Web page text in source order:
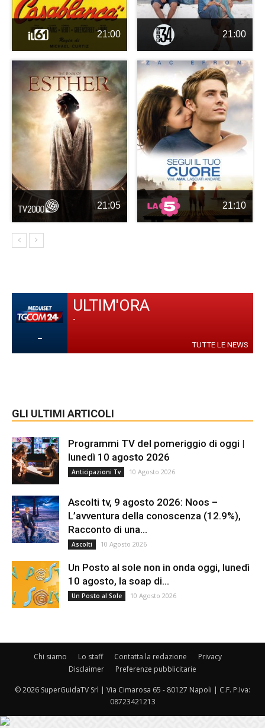
21:00 21:00
21:05 21:10
-
ULTIM'ORA
-
TUTTE LE NEWS
GLI ULTIMI ARTICOLI
Programmi TV del pomeriggio di oggi |
lunedì 10 agosto 2026
Anticipazioni Tv 10 Agosto 2026
Ascolti tv, 9 agosto 2026: Noos –
L’avventura della conoscenza (12.9%),
Racconto di una...
Ascolti 10 Agosto 2026
Un Posto al sole non in onda oggi, lunedì
10 agosto, la soap di...
Un Posto al Sole 10 Agosto 2026
Chi siamo Lo staff Contatta la redazione
Privacy
Disclaimer
Preferenze pubblicitarie
© 2026 SuperGuidaTV Srl | Via Cimarosa 65 - 80127 Napoli | C.F. P.Iva:
08723421213